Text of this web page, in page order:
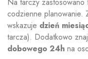
codzienne planowanie.
wskazuje dzień
tarcza). Dodatkowo
dobowego 24h na